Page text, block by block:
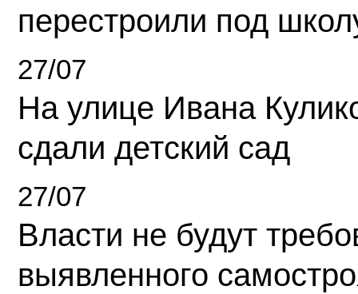
перестроили под
27/07
На улице Ивана
сдали детский сад
27/07
Власти не будут
выявленного